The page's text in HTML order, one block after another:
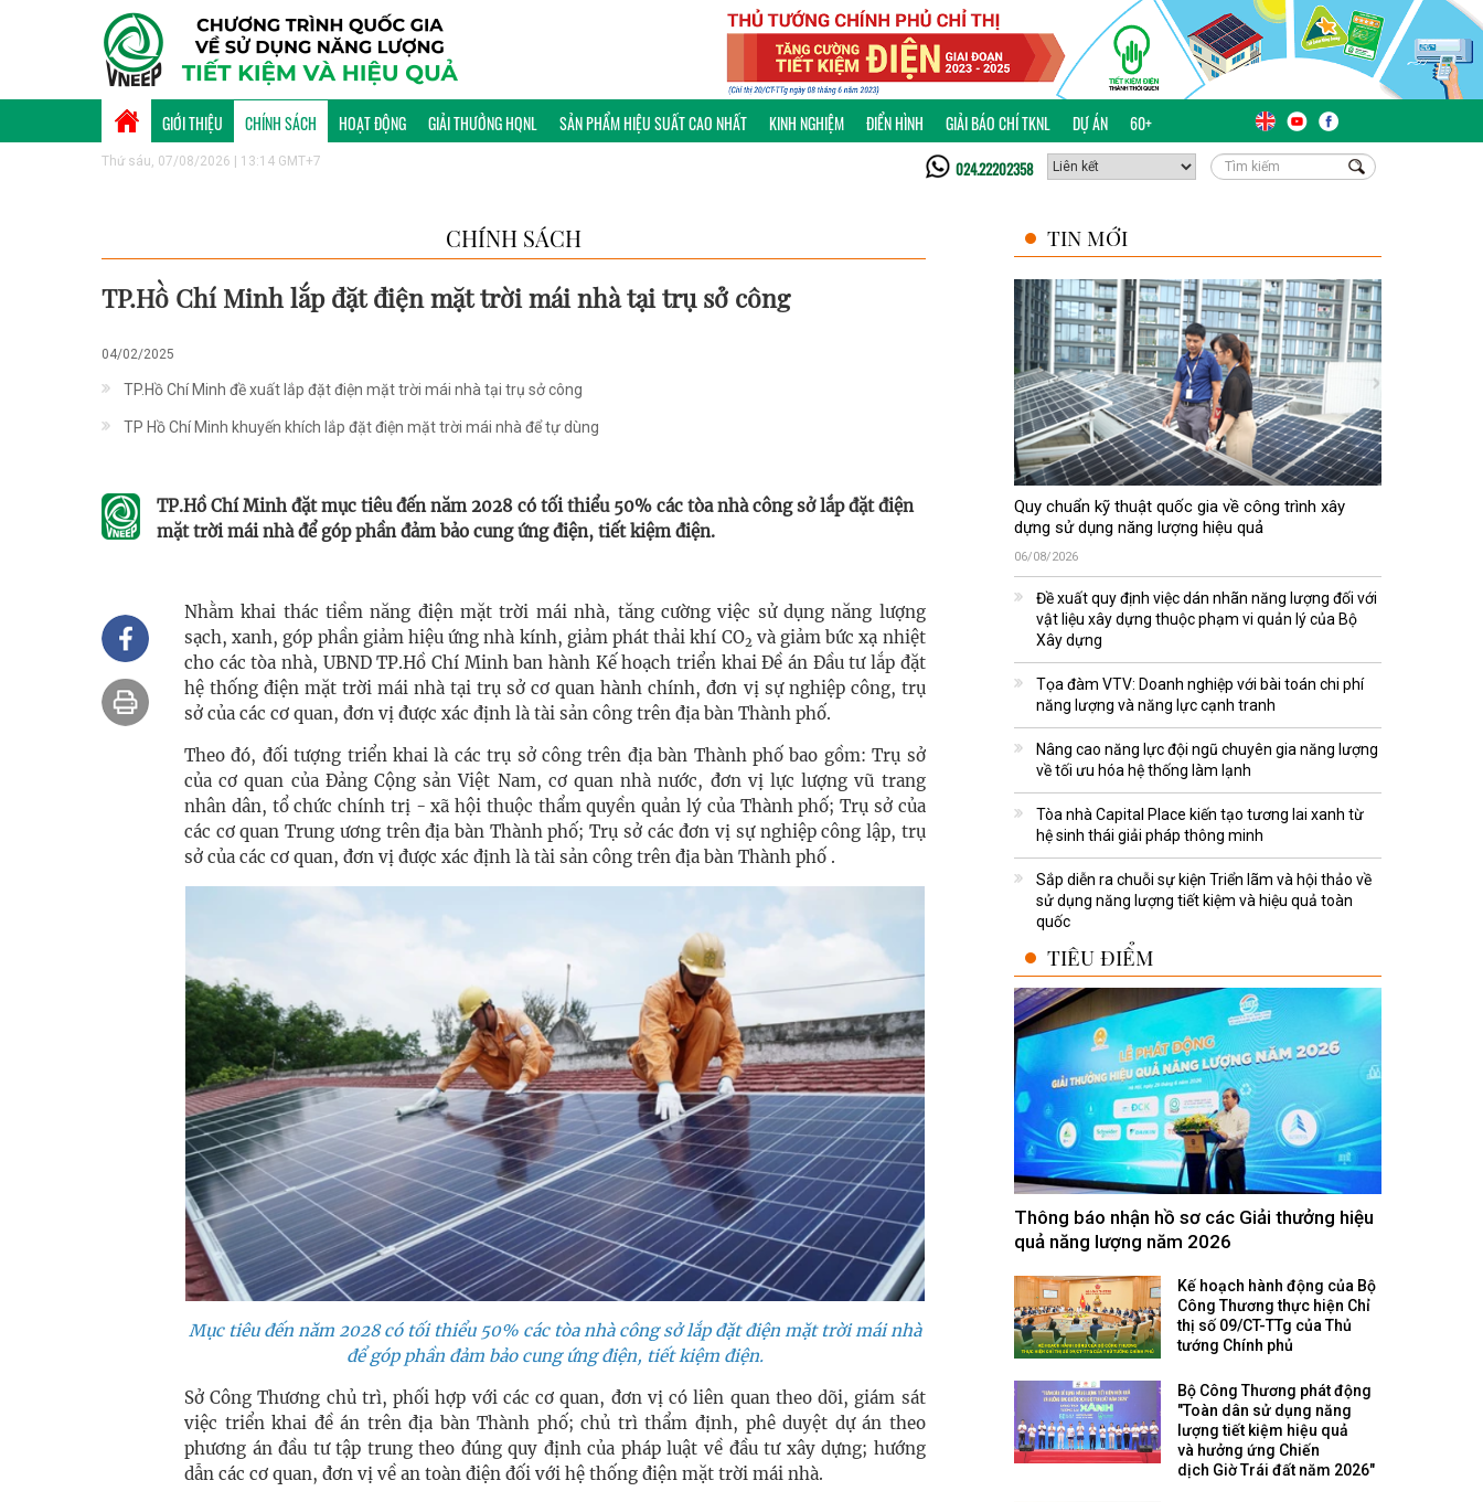
GIỚI THIỆU CHÍNH SÁCH HOẠT ĐỘNG GIẢI THƯỞNG HQNL SẢN PHẨM HIỆU SUẤT CAO NHẤT KINH NGHIỆM ĐIỂN HÌNH GIẢI BÁO CHÍ TKNL DỰ ÁN 60+
Thứ sáu, 07/08/2026 | 13:14 GMT+7 024.22202358
CHÍNH SÁCH
TP.Hồ Chí Minh lắp đặt điện mặt trời mái nhà tại trụ sở công
04/02/2025
TP.Hồ Chí Minh đề xuất lắp đặt điện mặt trời mái nhà tại trụ sở công
TP Hồ Chí Minh khuyến khích lắp đặt điện mặt trời mái nhà để tự dùng
TP.Hồ Chí Minh đặt mục tiêu đến năm 2028 có tối thiểu 50% các tòa nhà công sở lắp đặt điện
mặt trời mái nhà để góp phần đảm bảo cung ứng điện, tiết kiệm điện.
Nhằm khai thác tiềm năng điện mặt trời mái nhà, tăng cường việc sử dụng năng lượng
sạch, xanh, góp phần giảm hiệu ứng nhà kính, giảm phát thải khí CO2 và giảm bức xạ nhiệt
cho các tòa nhà, UBND TP.Hồ Chí Minh ban hành Kế hoạch triển khai Đề án Đầu tư lắp đặt
hệ thống điện mặt trời mái nhà tại trụ sở cơ quan hành chính, đơn vị sự nghiệp công, trụ
sở của các cơ quan, đơn vị được xác định là tài sản công trên địa bàn Thành phố.
Theo đó, đối tượng triển khai là các trụ sở công trên địa bàn Thành phố bao gồm: Trụ sở
của cơ quan của Đảng Cộng sản Việt Nam, cơ quan nhà nước, đơn vị lực lượng vũ trang
nhân dân, tổ chức chính trị - xã hội thuộc thẩm quyền quản lý của Thành phố; Trụ sở của
các cơ quan Trung ương trên địa bàn Thành phố; Trụ sở các đơn vị sự nghiệp công lập, trụ
sở của các cơ quan, đơn vị được xác định là tài sản công trên địa bàn Thành phố .
Mục tiêu đến năm 2028 có tối thiểu 50% các tòa nhà công sở lắp đặt điện mặt trời mái nhà
để góp phần đảm bảo cung ứng điện, tiết kiệm điện.
Sở Công Thương chủ trì, phối hợp với các cơ quan, đơn vị có liên quan theo dõi, giám sát
việc triển khai đề án trên địa bàn Thành phố; chủ trì thẩm định, phê duyệt dự án theo
phương án đầu tư tập trung theo đúng quy định của pháp luật về đầu tư xây dựng; hướng
dẫn các cơ quan, đơn vị về an toàn điện đối với hệ thống điện mặt trời mái nhà.
TIN MỚI
Quy chuẩn kỹ thuật quốc gia về công trình xây
dựng sử dụng năng lượng hiệu quả
06/08/2026
Đề xuất quy định việc dán nhãn năng lượng đối với
vật liệu xây dựng thuộc phạm vi quản lý của Bộ
Xây dựng
Tọa đàm VTV: Doanh nghiệp với bài toán chi phí
năng lượng và năng lực cạnh tranh
Nâng cao năng lực đội ngũ chuyên gia năng lượng
về tối ưu hóa hệ thống làm lạnh
Tòa nhà Capital Place kiến tạo tương lai xanh từ
hệ sinh thái giải pháp thông minh
Sắp diễn ra chuỗi sự kiện Triển lãm và hội thảo về
sử dụng năng lượng tiết kiệm và hiệu quả toàn
quốc
TIÊU ĐIỂM
Thông báo nhận hồ sơ các Giải thưởng hiệu
quả năng lượng năm 2026
Kế hoạch hành động của Bộ
Công Thương thực hiện Chỉ
thị số 09/CT-TTg của Thủ
tướng Chính phủ
Bộ Công Thương phát động
"Toàn dân sử dụng năng
lượng tiết kiệm hiệu quả
và hưởng ứng Chiến
dịch Giờ Trái đất năm 2026"